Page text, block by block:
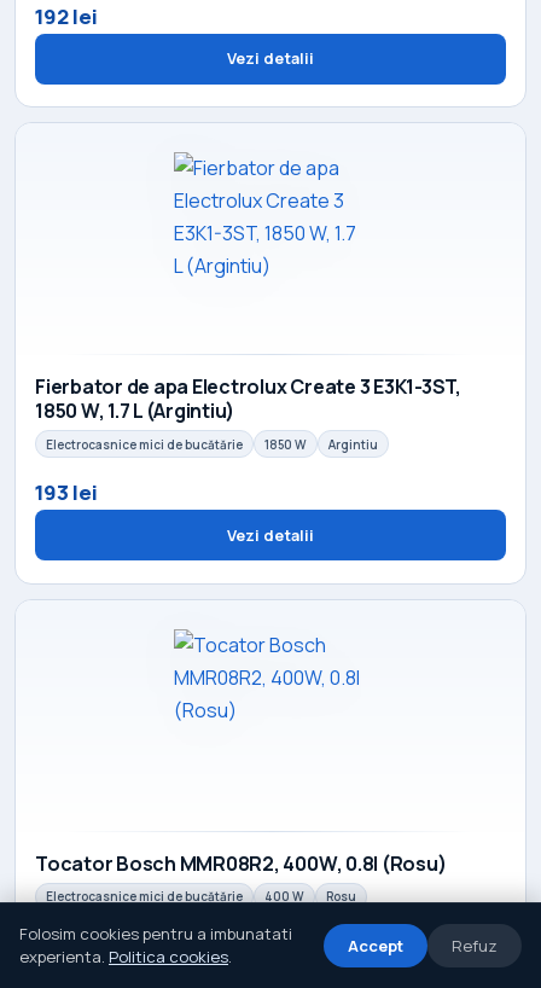
192 lei
Vezi detalii
Fierbator de apa Electrolux Create 3 E3K1-3ST,
1850 W, 1.7 L (Argintiu)
Electrocasnice mici de bucătărie 1850 W Argintiu
193 lei
Vezi detalii
Tocator Bosch MMR08R2, 400W, 0.8l (Rosu)
Electrocasnice mici de bucătărie 400 W Rosu
193 lei
Folosim cookies pentru a imbunatati
experienta. Politica cookies. Accept Refuz